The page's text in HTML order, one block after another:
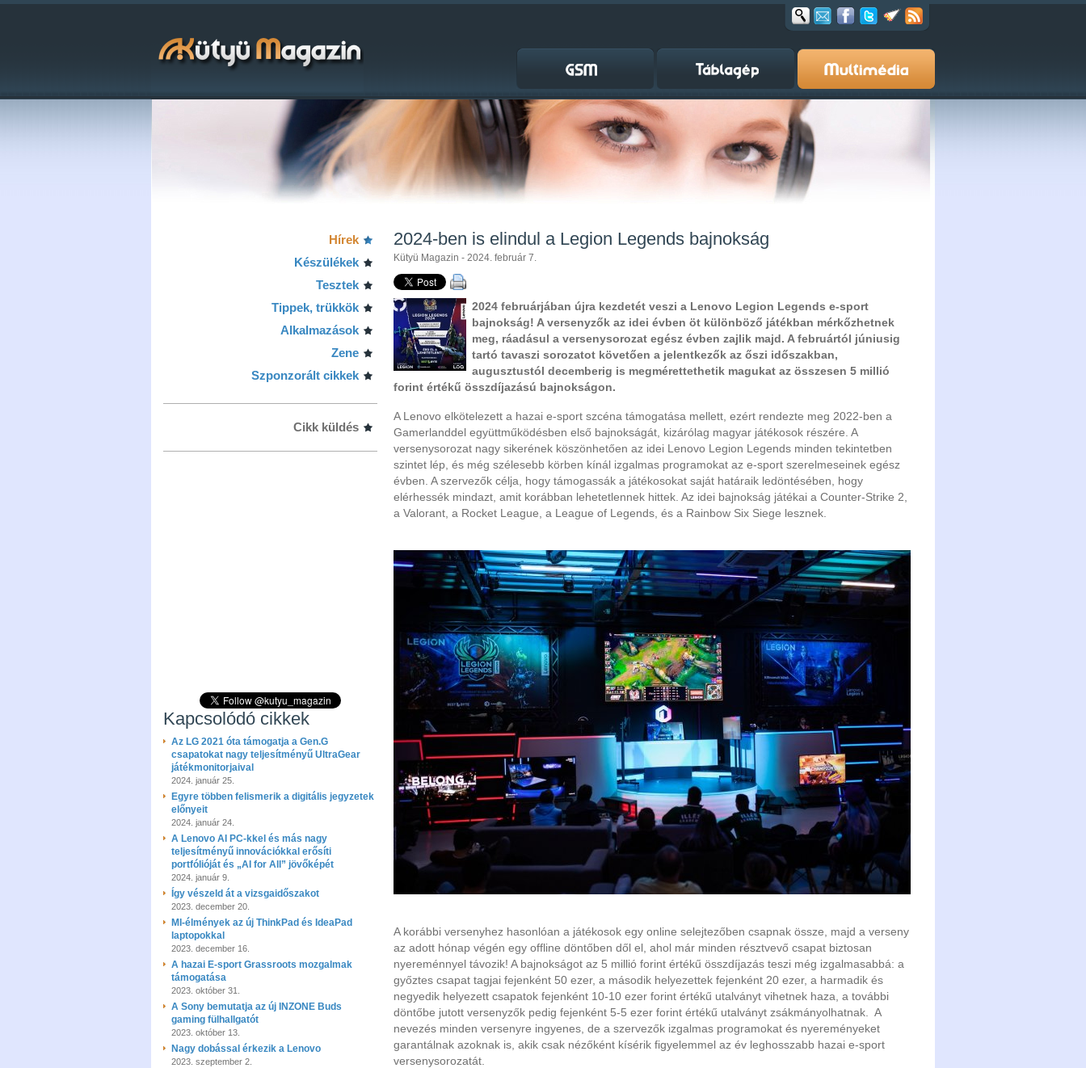
Hírek
Készülékek
Tesztek
Tippek, trükkök
Alkalmazások
Zene
Szponzorált cikkek
Cikk küldés
Kapcsolódó cikkek
Az LG 2021 óta támogatja a Gen.G
csapatokat nagy teljesítményű UltraGear
játékmonitorjaival
2024. január 25.
Egyre többen felismerik a digitális jegyzetek
előnyeit
2024. január 24.
A Lenovo AI PC-kkel és más nagy
teljesítményű innovációkkal erősíti
portfólióját és „AI for All” jövőképét
2024. január 9.
Így vészeld át a vizsgaidőszakot
2023. december 20.
MI-élmények az új ThinkPad és IdeaPad
laptopokkal
2023. december 16.
A hazai E-sport Grassroots mozgalmak
támogatása
2023. október 31.
A Sony bemutatja az új INZONE Buds
gaming fülhallgatót
2023. október 13.
Nagy dobással érkezik a Lenovo
2023. szeptember 2.
2024-ben is elindul a Legion Legends bajnokság
Kütyü Magazin - 2024. február 7.
2024 februárjában újra kezdetét veszi a Lenovo Legion Legends e-sport
bajnokság! A versenyzők az idei évben öt különböző játékban mérkőzhetnek
meg, ráadásul a versenysorozat egész évben zajlik majd. A februártól júniusig
tartó tavaszi sorozatot követően a jelentkezők az őszi időszakban,
augusztustól decemberig is megmérettethetik magukat az összesen 5 millió
forint értékű összdíjazású bajnokságon.
A Lenovo elkötelezett a hazai e-sport szcéna támogatása mellett, ezért rendezte meg 2022-ben a
Gamerlanddel együttműködésben első bajnokságát, kizárólag magyar játékosok részére. A
versenysorozat nagy sikerének köszönhetően az idei Lenovo Legion Legends minden tekintetben
szintet lép, és még szélesebb körben kínál izgalmas programokat az e-sport szerelmeseinek egész
évben. A szervezők célja, hogy támogassák a játékosokat saját határaik ledöntésében, hogy
elérhessék mindazt, amit korábban lehetetlennek hittek. Az idei bajnokság játékai a Counter-Strike 2,
a Valorant, a Rocket League, a League of Legends, és a Rainbow Six Siege lesznek.
A korábbi versenyhez hasonlóan a játékosok egy online selejtezőben csapnak össze, majd a verseny
az adott hónap végén egy offline döntőben dől el, ahol már minden résztvevő csapat biztosan
nyereménnyel távozik! A bajnokságot az 5 millió forint értékű összdíjazás teszi még izgalmasabbá: a
győztes csapat tagjai fejenként 50 ezer, a második helyezettek fejenként 20 ezer, a harmadik és
negyedik helyezett csapatok fejenként 10-10 ezer forint értékű utalványt vihetnek haza, a további
döntőbe jutott versenyzők pedig fejenként 5-5 ezer forint értékű utalványt zsákmányolhatnak. A
nevezés minden versenyre ingyenes, de a szervezők izgalmas programokat és nyereményeket
garantálnak azoknak is, akik csak nézőként kísérik figyelemmel az év leghosszabb hazai e-sport
versenysorozatát.